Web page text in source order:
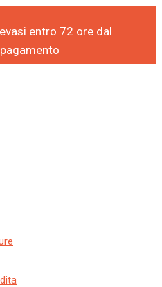
entro 72 ore dal